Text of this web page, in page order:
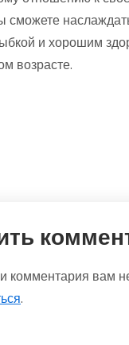
сможете
и хорошим
возрасте.
комментария вам
.